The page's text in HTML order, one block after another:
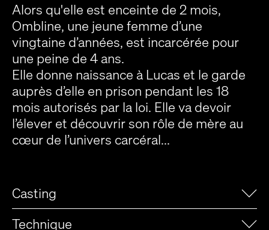
Alors qu'elle est enceinte de 2 mois,
Ombline, une jeune femme d’une
vingtaine d’années, est incarcérée pour
une peine de 4 ans.
Elle donne naissance à Lucas et le garde
auprès d’elle en prison pendant les 18
mois autorisés par la loi. Elle va devoir
l’élever et découvrir son rôle de mère au
cœur de l’univers carcéral...
Casting
Technique